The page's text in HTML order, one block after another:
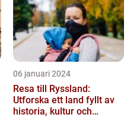
06 januari 2024
Resa till Ryssland:
Utforska ett land fyllt av
historia, kultur och